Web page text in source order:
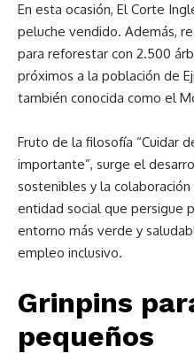
En esta ocasión, El Corte
peluche vendido. Además,
para reforestar con 2.500
próximos a la población de
también conocida como el
Fruto de la filosofía “Cuidar
importante”, surge el
sostenibles y la
entidad social que persigue
entorno más verde y
empleo inclusivo.
Grinpins
pequeños